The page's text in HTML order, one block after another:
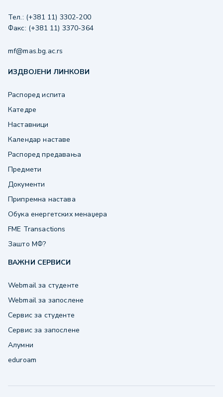
Тел.: (+381 11) 3302-200
Факс: (+381 11) 3370-364
mf@mas.bg.ac.rs
ИЗДВОЈЕНИ ЛИНКОВИ
Распоред испита
Катедре
Наставници
Календар наставе
Распоред предавања
Предмети
Документи
Припремна настава
Обука енергетских менаџера
FME Transactions
Зашто МФ?
ВАЖНИ СЕРВИСИ
Webmail за студенте
Webmail за запослене
Сервис за студенте
Сервис за запослене
Алумни
eduroam